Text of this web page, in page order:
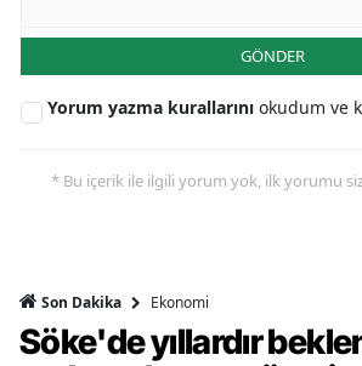
GÖNDER
Yorum yazma kurallarını okudum ve
* Bu içerik ile ilgili yorum yok, ilk yorumu siz
Son Dakika Ekonomi
Söke'de yıllardır